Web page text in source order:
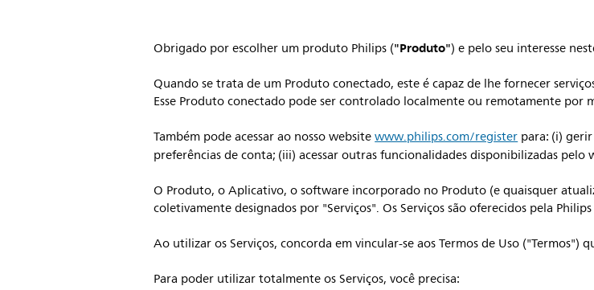
Obrigado por escolher um produto Philips ("Produto") e pelo seu interesse
Quando se trata de um Produto conectado, este é capaz de lhe fornecer
Esse Produto conectado pode ser controlado localmente ou remotamente por
Também pode acessar ao nosso websitewww.philips.com/registerpara: (i)
preferências de conta; (iii) acessar outras funcionalidades disponibilizadas pelo
O Produto, o Aplicativo, o software incorporado no Produto (e quaisquer
coletivamente designados por "Serviços". Os Serviços são oferecidos pela
Ao utilizar os Serviços, concorda em vincular-se aos Termos de Uso ("Termos")
Para poder utilizar totalmente os Serviços, você precisa: